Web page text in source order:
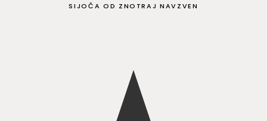
SIJOČA OD ZNOTRAJ NAVZVEN